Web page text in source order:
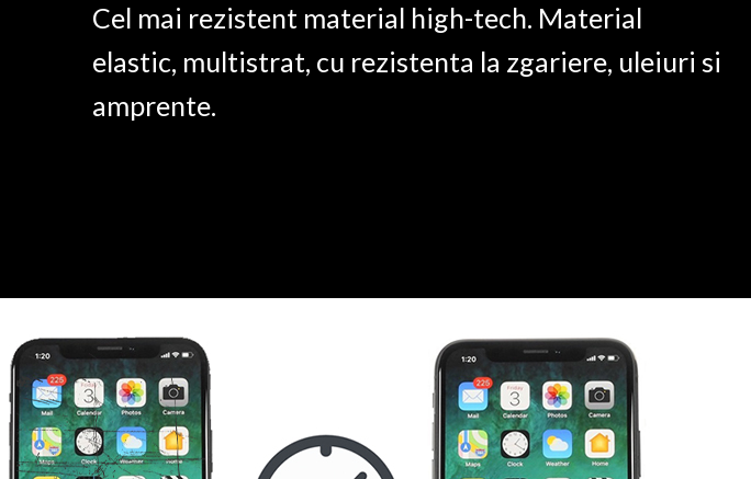
Cel mai rezistent material high-tech. Material
elastic, multistrat, cu rezistenta la zgariere, uleiuri si
amprente.